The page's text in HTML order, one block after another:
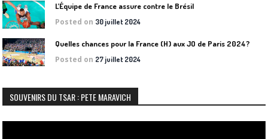
L’Équipe de France assure contre le Brésil
Posted on 30 juillet 2024
Quelles chances pour la France (H) aux JO de Paris 2024?
Posted on 27 juillet 2024
SOUVENIRS DU TSAR : PETE MARAVICH